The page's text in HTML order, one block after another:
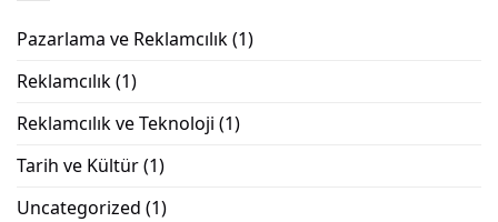
Pazarlama ve Reklamcılık(1)
Reklamcılık(1)
Reklamcılık ve Teknoloji (1)
Tarih ve Kültür(1)
Uncategorized (1)